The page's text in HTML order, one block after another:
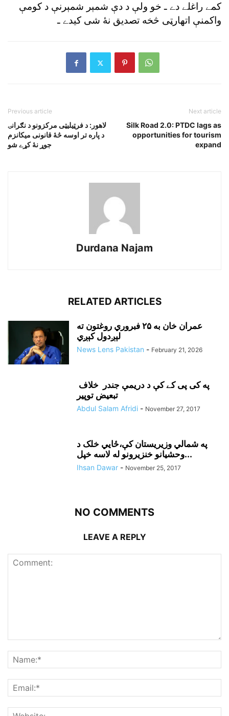
کمے راغلے دے ـ خو ولې د دې شمېر شمېرنې د کومې
واکمنې اتهارټى څخه تصديق نۀ شى کيدے ـ
Previous article
لاهور: د فرټيليټى مرکزونو د نګرانۍ
د پاره تر اوسه څۀ قانونى ميکانزم
جوړ نۀ کړے شو
Next article
Silk Road 2.0: PTDC lags as
opportunities for tourism
expand
Durdana Najam
RELATED ARTICLES
عمران خان به ۲۵ فبروري روغتون ته
لېږدول کېږي
News Lens Pakistan - February 21, 2026
په کی پی کے کې د دريمې جندر خلاف
تبعيض توپير
Abdul Salam Afridi - November 27, 2017
په شمالي وزيريستان کې،ځايي خلک د
وحشيانو خنزيرونو له لاسه خپل...
Ihsan Dawar - November 25, 2017
NO COMMENTS
LEAVE A REPLY